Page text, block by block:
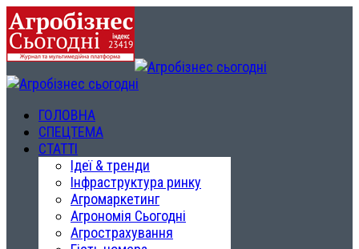
ГОЛОВНА
СПЕЦТЕМА
СТАТТІ
Ідеї & тренди
Інфраструктура ринку
Агромаркетинг
Агрономія Сьогодні
Агрострахування